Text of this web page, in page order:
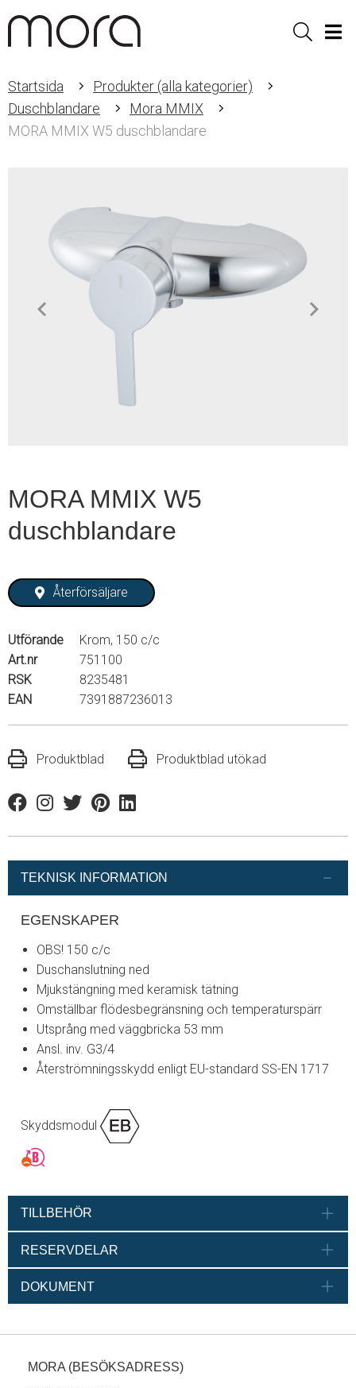
Sök
Startsida
Produkter (alla kategorier)
Duschblandare
Mora MMIX
MORA MMIX W5 duschblandare
MORA MMIX W5
duschblandare
Återförsäljare
Utförande
Krom, 150 c/c
Art.nr
751100
RSK
8235481
EAN
7391887236013
Produktblad Produktblad utökad
FacebookInstagram
TwitterPinterestLinkedin
TEKNISK INFORMATION
EGENSKAPER
OBS! 150 c/c
Duschanslutning ned
Mjukstängning med keramisk tätning
Omställbar flödesbegränsning och temperaturspärr
Utsprång med väggbricka 53 mm
Ansl. inv. G3/4
Återströmningsskydd enligt EU-standard SS-EN 1717
Skyddsmodul
TILLBEHÖR
RESERVDELAR
DOKUMENT
MORA (BESÖKSADRESS)